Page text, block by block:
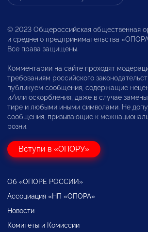
© 2023 Общероссийская общественная
и среднего предпринимательства
Все права защищены.
Комментарии на сайте проходят
требованиям российского
публикуем сообщения, содержащие
и/или оскорбления, даже в случае замены
тире и любыми иными символами. Не
сообщения, призывающие к
розни.
Вступи в «ОПОРУ»
Об «ОПОРЕ РОССИИ»
Ассоциация «НП «ОПОРА»
Новости
Комитеты и Комиссии